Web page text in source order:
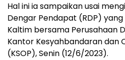
Hal ini ia sampaikan usai
Dengar Pendapat (RDP) yang
Kaltim bersama Perusahaan
Kantor Kesyahbandaran dan
(KSOP), Senin (12/6/2023).